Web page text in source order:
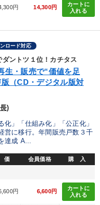
円 14,300円
カートに
入れる
ロード対応
ントツ１位！カチタス
生・販売で“価値を足
（CD・デジタル版対
)
」「仕組み化」「公正化」
営に移行。年間販売戸数３千
達成 A...
価 会員価格 購 入
円 6,600円
カートに
入れる